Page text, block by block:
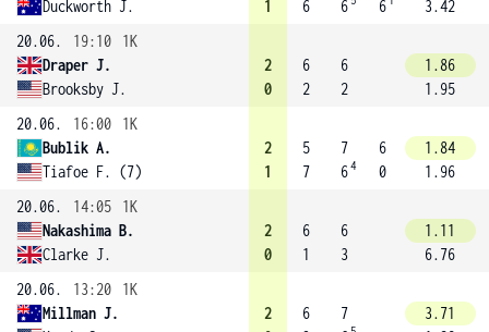
Duckworth J.
1
6
6
6
3.42
20.06.
19:10
1K
Draper J.
Brooksby J.
2
0
6
2
6
2
1.86
1.95
20.06.
16:00
1K
Bublik A.
Tiafoe F. (7)
2
1
5
7
7
64
6
0
1.84
1.96
20.06.
14:05
1K
Nakashima B.
Clarke J.
2
0
6
1
6
3
1.11
6.76
20.06.
13:20
1K
Millman J.
2
6
7
3.71